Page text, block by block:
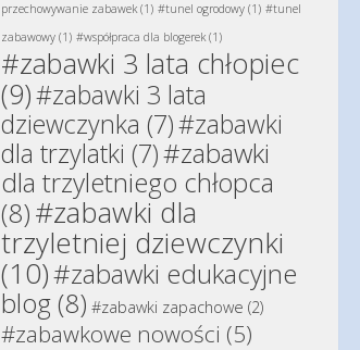
przechowywanie zabawek(1) #tunel ogrodowy (1) #tunel
zabawowy (1) #współpraca dla blogerek(1)
#zabawki 3 lata chłopiec
(9)#zabawki 3 lata
dziewczynka (7)#zabawki
dla trzylatki (7)#zabawki
dla trzyletniego chłopca
(8)#zabawki dla
trzyletniej dziewczynki
(10)#zabawki edukacyjne
blog(8) #zabawki zapachowe (2)
#zabawkowe nowości (5)